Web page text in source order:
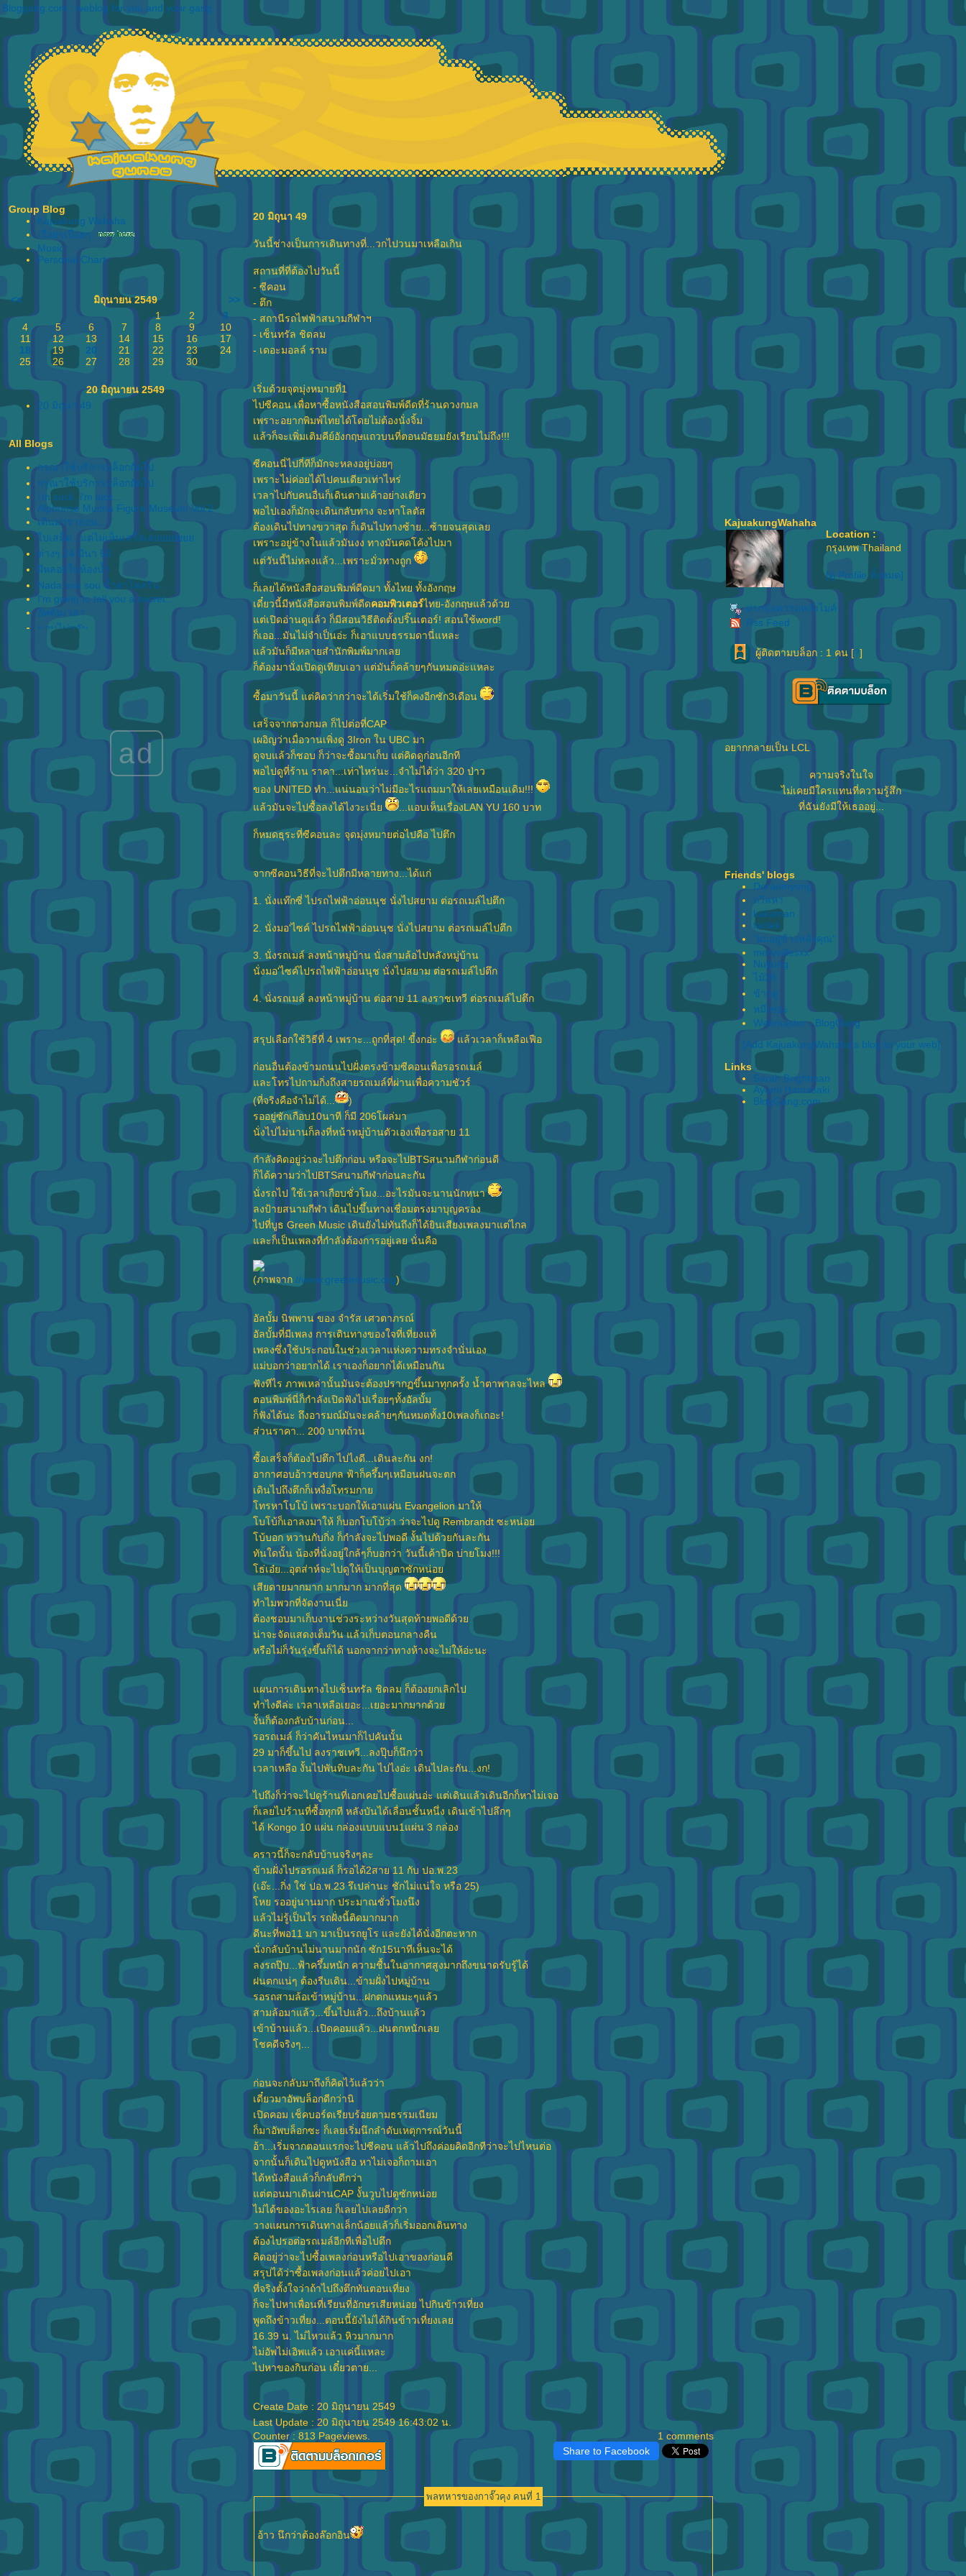
Bloggang.com : weblog for you and your gang
Group Blog
Kajuakung Wahaha
เรื่อยๆเปื่อยๆ
Music
Personal Chart
<< มิถุนายน 2549
>>
1
2
3
4
5 6 7 8 9
10
11
12 13 14 15 16
17
18
19 20 21 22 23
24
25
26 27 28 29 30
20 มิถุนายน 2549
20 มิถุนา 49
All Blogs
กรุณาใช้บริการบล็อกถัดไป
กรุณาใช้บริการบล็อกถัดไป
i'm suck, i'm sick...
Alphonse Mucha Figure Museum Vol.2
เดินมาราธอน...
ไปเสม็ด...แต่ไม่เห็นเสร็จเล
ต่างๆ 24 มีนา 50
ผีหลอกในห้องน้ำ
Nada sou sou น้ำตาไหลริน...
I'm going to tell you a secret...
อัพคั่นเวลา
นอนไม่หลับ...
คนเดียวก็เสียว...เอ้ย...ซึ้งได้ : The Village
อัพเดทชีวิตประจำวันที่2 ธ.ค.
ไปทะเลหน้าหนาว
ได้กลับบ้านเร็ว...เปลี่ยนธีมเล่น
อ้วน-ดำ
ช๊อป(กระเป๋าตังค์)กระจุย งานหนังสือ
ปรเจ็คต์ยาวข้ามชาติ
จีบเราที...
ส่วนที่ขาดหายไป...
20 มิถุนา 49
19 มิถุนา 49
ฝัน...
อย่างนี้ดีแล้ว...
นที่สุด... Mucha Project
เรา...
มื้อเที่ยงสุดหรูกับความคืบหน้า supervise
ได้ของถูกใจ...ม่วนหลา
เรื่อยเปื่อยจริงๆ
ไม่มีอะไรทำ...ขอเล่าหน่อ
ad
20 มิถุนา 49
วันนี้ช่างเป็นการเดินทางที่...วกไปวนมาเหลือเกิน
สถานที่ที่ต้องไปวันนี้
- ซีคอน
- ตึก
- สถานีรถไฟฟ้าสนามกีฬาฯ
- เซ็นทรัล ชิดลม
- เดอะมอลล์ ราม
เริ่มด้วยจุดมุ่งหมายที่1
ไปซีคอน เพื่อหาซื้อหนังสือสอนพิมพ์ดีดที่ร้านดวงกมล
เพราะอยากพิมพ์ไทยได้โดยไม่ต้องนั่งจิ้ม
ล้วก็จะเพิ่มเติมคีย์อังกฤษแถวบนที่ตอนมัธยมยังเรียนไม่ถึง!!!
ซีคอนนี่ไปกี่ทีก็มักจะหลงอยู่บ่อยๆ
เพราะไม่ค่อยได้ไปคนเดียวเท่าไหร่
เวลาไปกับคนอื่นก็เดินตามเค้าอย่างเดียว
พอไปเองก็มักจะเดินกลับทาง จะหาโลตัส
ต้องเดินไปทางขวาสุด ก็เดินไปทางซ้าย...ซ้ายจนสุดเล
เพราะอยู่ข้างในแล้วมันงง ทางมันคดโค้งไปมา
ต่วันนี้ไม่หลงแล้ว...เพราะมั่วทางถูก
ก็เลยได้หนังสือสอนพิมพ์ดีดมา ทั้งไทย ทั้งอังกฤษ
เดี๋ยวนี้มีหนังสือสอนพิมพ์ดีดคอมพิวเตอร์ไทย-อังกฤษแล้วด้ว
ต่เปิดอ่านดูแล้ว ก็มีสอนวิธีติดตั้งปริ๊นเตอร์! สอนใช้word!
ก็เออ...มันไม่จำเป็นอ่ะ ก็เอาแบบธรรมดานี่แหละ
ล้วมันก็มีหลายสำนักพิมพ์มากเล
ก็ต้องมานั่งเปิดดูเทียบเอา แต่มันก็คล้ายๆกันหมดอ่ะแหละ
ซื้อมาวันนี้ แต่คิดว่ากว่าจะได้เริ่มใช้ก็คงอีกซัก3เดือน
เสร็จจากดวงกมล ก็ไปต่อที่CAP
เผอิญว่าเมื่อวานเพิ่งดู 3Iron ใน UBC มา
ดูจบแล้วก็ชอบ ก็ว่าจะซื้อมาเก็บ แต่คิดดูก่อนอีกที
พอไปดูที่ร้าน ราคา...เท่าไหร่นะ...จำไม่ได้ว่า 320 ป่าว
ของ UNITED ทำ...แน่นอนว่าไม่มีอะไรแถมมาให้เลยเหมือนเดิม!!!
ล้วมันจะไปซื้อลงได้ไงวะเนี่
...แอบเห็นเรื่องLAN YU 160 บาท
ก็หมดธุระที่ซีคอนละ จุดมุ่งหมายต่อไปคือ ไปตึก
จากซีคอนวิธีที่จะไปตึกมีหลายทาง...ได้แก่
1. นั่งแท๊กซี่ ไปรถไฟฟ้าอ่อนนุช นั่งไปสยาม ต่อรถเมล์ไปตึก
2. นั่งมอ'ไซค์ ไปรถไฟฟ้าอ่อนนุช นั่งไปสยาม ต่อรถเมล์ไปตึก
3. นั่งรถเมล์ ลงหน้าหมู่บ้าน นั่งสามล้อไปหลังหมู่บ้าน
นั่งมอ'ไซค์ไปรถไฟฟ้าอ่อนนุช นั่งไปสยาม ต่อรถเมล์ไปตึก
4. นั่งรถเมล์ ลงหน้าหมู่บ้าน ต่อสาย 11 ลงราชเทวี ต่อรถเมล์ไปตึก
สรุปเลือกใช้วิธีที่ 4 เพราะ...ถูกที่สุด! ขี้งกอ่ะ ล้วเวลาก็เหลือเฟือ
ก่อนอื่นต้องข้ามถนนไปฝั่งตรงข้ามซีคอนเพื่อรอรถเมล์
ละโทรไปถามกิ่งถึงสายรถเมล์ที่ผ่านเพื่อความชัวร์
(ที่จริงคือจำไม่ได้...
)
รออยู่ซักเกือบ10นาที ก็มี 206โผล่มา
นั่งไปไม่นานก็ลงที่หน้าหมู่บ้านตัวเองเพื่อรอสาย 11
กำลังคิดอยู่ว่าจะไปตึกก่อน หรือจะไปBTSสนามกีฬาก่อนดี
ก็ได้ความว่าไปBTSสนามกีฬาก่อนละกัน
นั่งรถไป ใช้เวลาเกือบชั่วโมง...อะไรมันจะนานนักหนา
ลงป้ายสนามกีฬา เดินไปขึ้นทางเชื่อมตรงมาบุญครอง
ไปที่บูธ Green Music เดินยังไม่ทันถึงก็ได้ยินเสียงเพลงมาแต่ไกล
ละก็เป็นเพลงที่กำลังต้องการอยู่เลย นั่นคือ
(ภาพจาก //www.greenmusic.org)
อัลบั้ม นิพพาน ของ จำรัส เศวตาภรณ์
อัลบั้มที่มีเพลง การเดินทางของใจที่เที่ยงแท้
เพลงซึ่งใช้ประกอบในช่วงเวลาแห่งความทรงจำนั่นเอง
ม่บอกว่าอยากได้ เราเองก็อยากได้เหมือนกัน
ฟังทีไร ภาพเหล่านั้นมันจะต้องปรากฏขึ้นมาทุกครั้ง น้ำตาพาลจะไหล
ตอนพิมพ์นี่ก็กำลังเปิดฟังไปเรื่อยๆทั้งอัลบั้ม
ก็ฟังได้นะ ถึงอารมณ์มันจะคล้ายๆกันหมดทั้ง10เพลงก็เถอะ!
ส่วนราคา... 200 บาทถ้วน
ซื้อเสร็จก็ต้องไปตึก ไปไงดี...เดินละกัน งก!
อากาศอบอ้าวชอบกล ฟ้าก็ครึ้มๆเหมือนฝนจะตก
เดินไปถึงตึกก็เหงื่อโทรมกา
ทรหาโบโบ้ เพราะบอกให้เอาแผ่น Evangelion มาให้
บโบ้ก็เอาลงมาให้ ก็บอกโบโบ้ว่า ว่าจะไปดู Rembrandt ซะหน่อ
บ้บอก หวานกับกิ่ง ก็กำลังจะไปพอดี งั้นไปด้วยกันละกัน
ทันใดนั้น น้องที่นั่งอยู่ใกล้ๆก็บอกว่า วันนี้เค้าปิด บ่ายโมง!!!
ธ่เอ๋ย...อุตส่าห์จะไปดูให้เป็นบุญตาซักหน่อ
เสียดายมากมาก มากมาก มากที่สุด
ทำไมพวกที่จัดงานเนี่
ต้องชอบมาเก็บงานช่วงระหว่างวันสุดท้ายพอดีด้ว
น่าจะจัดแสดงเต็มวัน แล้วเก็บตอนกลางคืน
หรือไม่ก็วันรุ่งขึ้นก็ได้ นอกจากว่าทางห้างจะไม่ให้อ่ะนะ
ผนการเดินทางไปเซ็นทรัล ชิดลม ก็ต้องยกเลิกไป
ทำไงดีล่ะ เวลาเหลือเยอะ...เยอะมากมากด้ว
งั้นก็ต้องกลับบ้านก่อน...
รอรถเมล์ ก็ว่าคันไหนมาก็ไปคันนั้น
29 มาก็ขึ้นไป ลงราชเทวี...ลงปุ๊บก็นึกว่า
เวลาเหลือ งั้นไปพันทิบละกัน ไปไงอ่ะ เดินไปละกัน...งก!
ไปถึงก็ว่าจะไปดูร้านที่เอกเคยไปซื้อแผ่นอ่ะ แต่เดินแล้วเดินอีกก็หาไม่เจอ
ก็เลยไปร้านที่ซื้อทุกที หลังบันได้เลื่อนชั้นหนึ่ง เดินเข้าไปลึกๆ
ได้ Kongo 10 แผ่น กล่องแบบแบน1แผ่น 3 กล่อง
คราวนี้ก็จะกลับบ้านจริงๆละ
ข้ามฝั่งไปรอรถเมล์ ก็รอได้2สาย 11 กับ ปอ.พ.23
(เอ๊ะ...กิ่ง ใช่ ปอ.พ.23 รึเปล่านะ ชักไม่แน่ใจ หรือ 25)
หย รออยู่นานมาก ประมาณชั่วโมงนึง
ล้วไม่รู้เป็นไร รถฝั่งนี้ติดมากมาก
ดีนะที่พอ11 มา มาเป็นรถยูโร และยังได้นั่งอีกตะหาก
นั่งกลับบ้านไม่นานมากนัก ซัก15นาทีเห็นจะได้
ลงรถปุ๊บ...ฟ้าครึ้มหนัก ความชื้นในอากาศสูงมากถึงขนาดรับรู้ได้
ฝนตกแน่ๆ ต้องรีบเดิน...ข้ามฝั่งไปหมู่บ้าน
รอรถสามล้อเข้าหมู่บ้าน...ฝกตกแหมะๆแล้ว
สามล้อมาแล้ว...ขึ้นไปแล้ว...ถึงบ้านแล้ว
เข้าบ้านแล้ว...เปิดคอมแล้ว...ฝนตกหนักเล
ชคดีจริงๆ...
ก่อนจะกลับมาถึงก็คิดไว้แล้วว่า
เดี๋ยวมาอัพบล็อกดีกว่านิ
เปิดคอม เช็คบอร์ดเรียบร้อยตามธรรมเนียม
ก็มาอัพบล็อกซะ ก็เลยเริ่มนึกลำดับเหตุการณ์วันนี้
อ้า...เริ่มจากตอนแรกจะไปซีคอน แล้วไปถึงค่อยคิดอีกทีว่าจะไปไหนต่อ
จากนั้นก็เดินไปดูหนังสือ หาไม่เจอก็ถามเอา
ได้หนังสือแล้วก็กลับดีกว่า
ต่ตอนมาเดินผ่านCAP งั้นวูบไปดูซักหน่อ
ไม่ได้ของอะไรเลย ก็เลยไปเลยดีกว่า
วางแผนการเดินทางเล็กน้อยแล้วก็เริ่มออกเดินทาง
ต้องไปรอต่อรถเมล์อีกทีเพื่อไปตึก
คิดอยู่ว่าจะไปซื้อเพลงก่อนหรือไปเอาของก่อนดี
สรุปได้ว่าซื้อเพลงก่อนแล้วค่อยไปเอา
ที่จริงตั้งใจว่าถ้าไปถึงตึกทันตอนเที่ยง
ก็จะไปหาเพื่อนที่เรียนที่อักษรเสียหน่อย ไปกินข้าวเที่ยง
พูดถึงข้าวเที่ยง...ตอนนี้ยังไม่ได้กินข้าวเที่ยงเล
16.39 น. ไม่ไหวแล้ว หิวมากมาก
ไม่อัพไม่เอิพแล้ว เอาแค่นี้แหละ
ไปหาของกินก่อน เดี๋ยวตาย...
Create Date : 20 มิถุนายน 2549
Last Update : 20 มิถุนายน 2549 16:43:02 น.
1 comments
Counter : 813 Pageviews.
Share to Facebook
พลทหารของกาจั๊วคุง คนที่ 1
อ้าว นึกว่าต้องล๊อกอิน
KajuakungWahaha
Location :
กรุงเทพ Thailand
[ดู Profile ทั้งหมด]
ฝากข้อความหลังไมค์
Rss Feed
ผู้ติดตามบล็อก : 1 คน [?]
อยากกลายเป็น LCL
ความจริงในใจ
ไม่เคยมีใครแทนที่ความรู้สึก
ที่ฉันยังมีให้เธออยู่...
Friends' blogs
Doraemyung
ถวิลหา
kakaman
tanlek
"ผมอยู่ข้างหลังคุณ"
merveillesxx
Nutjung
ไม้38
ข้าวตู
หมีเซอะ
Webmaster - BlogGang
[Add KajuakungWahaha's blog to your web]
Links
Sarah Brightman
Ayumi Hamasaki
BlogGang.com